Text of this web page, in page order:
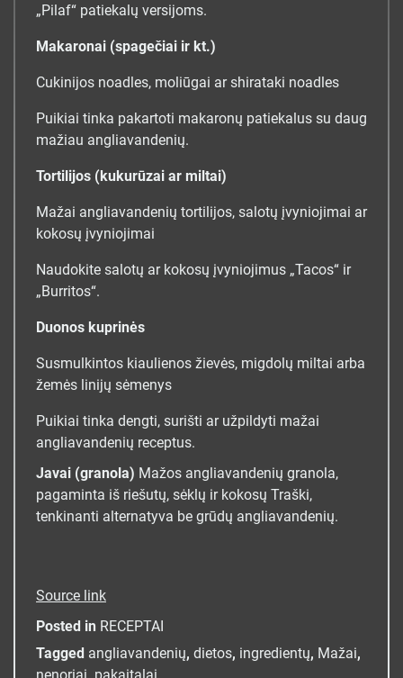
„Pilaf“ patiekalų versijoms.
Makaronai (spagečiai ir kt.)
Cukinijos noadles, moliūgai ar shirataki noadles
Puikiai tinka pakartoti makaronų patiekalus su daug
mažiau angliavandenių.
Tortilijos (kukurūzai ar miltai)
Mažai angliavandenių tortilijos, salotų įvyniojimai ar
kokosų įvyniojimai
Naudokite salotų ar kokosų įvyniojimus „Tacos“ ir
„Burritos“.
Duonos kuprinės
Susmulkintos kiaulienos žievės, migdolų miltai arba
žemės linijų sėmenys
Puikiai tinka dengti, surišti ar užpildyti mažai
angliavandenių receptus.
Javai (granola) Mažos angliavandenių granola,
pagaminta iš riešutų, sėklų ir kokosų Traški,
tenkinanti alternatyva be grūdų angliavandenių.
Source link
Posted in RECEPTAI
Tagged angliavandenių, dietos, ingredientų, Mažai,